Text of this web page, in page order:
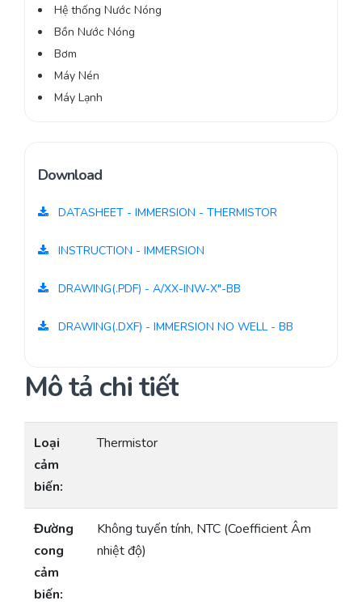
Hệ thống Nước Nóng
Bồn Nước Nóng
Bơm
Máy Nén
Máy Lạnh
Download
DATASHEET - IMMERSION - THERMISTOR
INSTRUCTION - IMMERSION
DRAWING(.PDF) - A/XX-INW-X"-BB
DRAWING(.DXF) - IMMERSION NO WELL - BB
Mô tả chi tiết
Loại
cảm
biến:
Thermistor
Đường
cong
cảm
biến:
Không tuyến tính, NTC (Coefficient Âm
nhiệt độ)